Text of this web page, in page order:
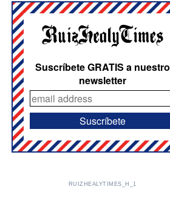
Suscríbete GRATIS a nuestro
newsletter
RUIZHEALYTIMES_H_1